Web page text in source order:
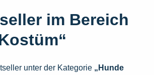
im Bereich
unter der Kategorie „Hunde